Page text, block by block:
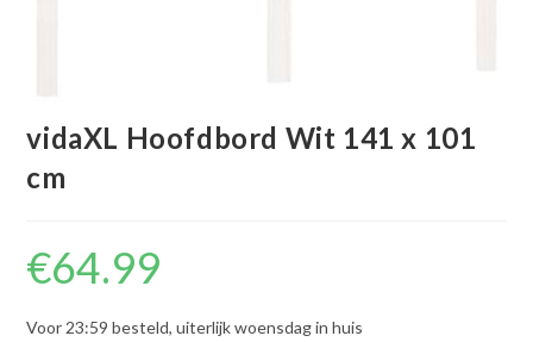
vidaXL Hoofdbord Wit 141 x 101
cm
€64.99
Voor 23:59 besteld, uiterlijk woensdag in huis